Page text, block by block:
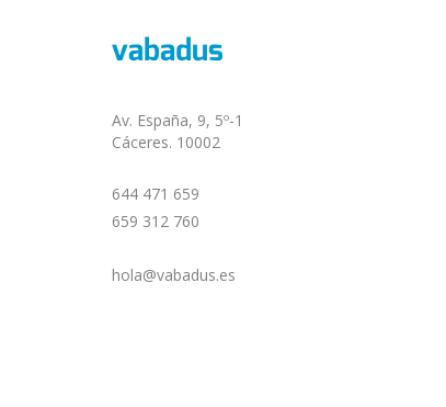
Av. España, 9, 5º-1
Cáceres. 10002
644 471 659
659 312 760
hola@vabadus.es